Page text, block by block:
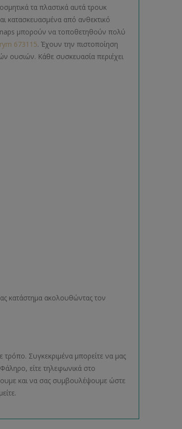
τα πλαστικά αυτά τρουκ
κατασκευασμένα από ανθεκτικό
μπορούν να τοποθετηθούν πολύ
673115. Έχουν την πιστοποίηση
ουσιών. Κάθε συσκευασία περιέχει
κατάστημα ακολουθώντας τον
Συγκεκριμένα μπορείτε να μας
είτε τηλεφωνικά στο
και να σας συμβουλέψουμε ώστε